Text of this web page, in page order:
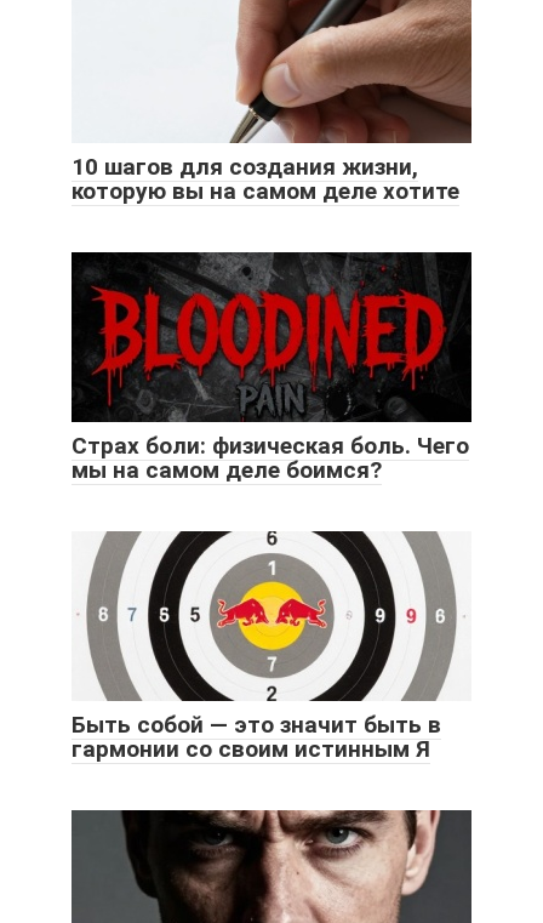
10 шагов для создания жизни,
которую вы на самом деле хотите
Страх боли: физическая боль. Чего
мы на самом деле боимся?
Быть собой — это значит быть в
гармонии со своим истинным Я